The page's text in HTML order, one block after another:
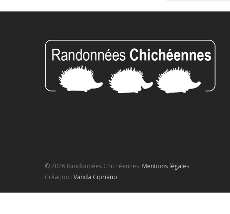
© 2026 Randonnées Chichéennes. Mentions légales
Création : Vanda Cipriano